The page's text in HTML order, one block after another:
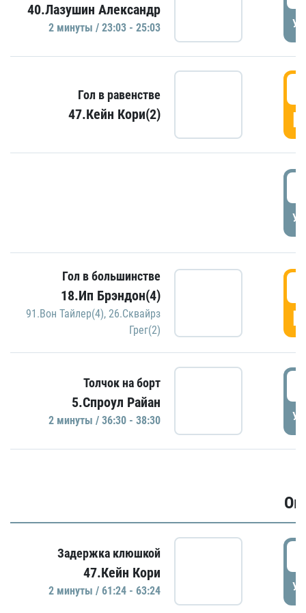
40.Лазушин Александр
2 минуты / 23:03 - 25:03
Гол в равенстве
47.Кейн Кори(2)
Гол в большинстве
18.Ип Брэндон(4)
91.Вон Тайлер(4), 26.Сквайрз
Грег(2)
Толчок на борт
5.Спроул Райан
2 минуты / 36:30 - 38:30
Задержка клюшкой
47.Кейн Кори
2 минуты / 61:24 - 63:24